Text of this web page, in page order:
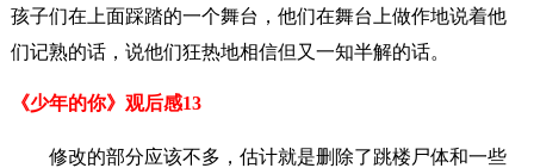
孩子们在上面踩踏的一个舞台，他们在舞台上做作地说着他
们记熟的话，说他们狂热地相信但又一知半解的话。
《少年的你》观后感13
修改的部分应该不多，估计就是删除了跳楼尸体和一些